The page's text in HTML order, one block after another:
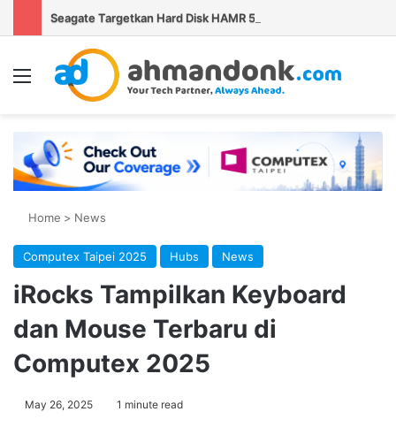
Menu
Home > News
Computex Taipei 2025 Hubs News
iRocks Tampilkan Keyboard
dan Mouse Terbaru di
Computex 2025
May 26, 2025 1 minute read